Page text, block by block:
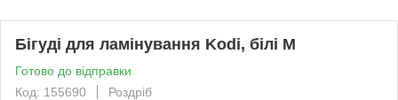
Бігуді для ламінування Kodi, білі M
Готово до відправки
Код: 155690
Роздріб